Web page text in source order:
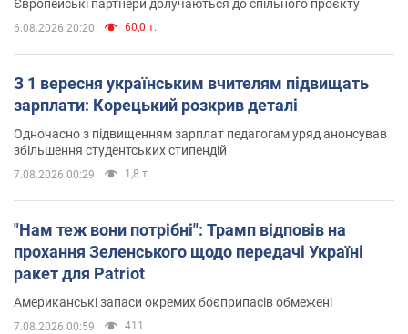
Європейські партнери долучаються до спільного проєкту
6.08.2026 20:20 60,0 т.
З 1 вересня українським вчителям підвищать
зарплати: Корецький розкрив деталі
Одночасно з підвищенням зарплат педагогам уряд анонсував
збільшення студентських стипендій
7.08.2026 00:29 1,8 т.
"Нам теж вони потрібні": Трамп відповів на
прохання Зеленського щодо передачі Україні
ракет для Patriot
Американські запаси окремих боєприпасів обмежені
7.08.2026 00:59 411